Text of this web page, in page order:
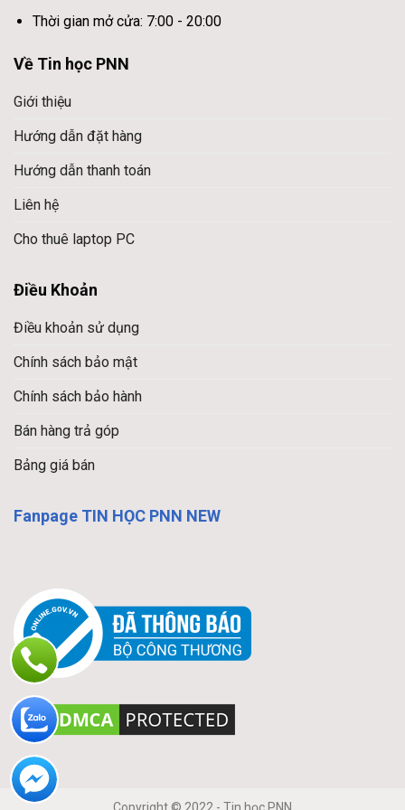
Website: https://tinhocpnn.com/may-tinh-ban
Thời gian mở cửa: 7:00 - 20:00
Về Tin học PNN
Giới thiệu
Hướng dẫn đặt hàng
Hướng dẫn thanh toán
Liên hệ
Cho thuê laptop PC
Điều Khoản
Điều khoản sử dụng
Chính sách bảo mật
Chính sách bảo hành
Bán hàng trả góp
Bảng giá bán
Fanpage TIN HỌC PNN NEW